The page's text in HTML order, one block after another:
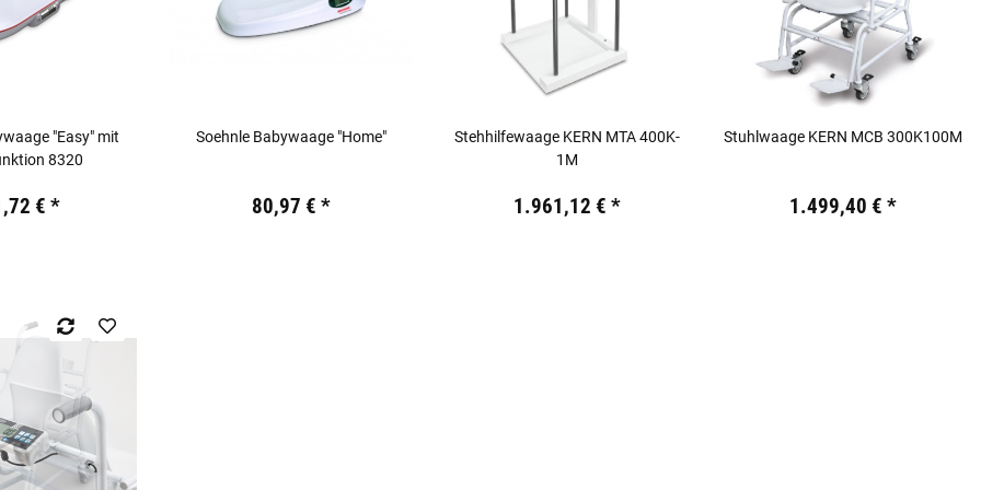
"Easy" mit
8320
19% USt.
€ *
Soehnle Babywaage "Home"
19,44 €inkl. 19% USt.
80,97 € *
Stehhilfewaage KERN MTA 400K-
1M
19,44 €inkl. 19% USt.
1.961,12 € *
Stuhlwaage KERN MCB 300K100M
19,44 €inkl. 19% USt.
1.499,40 € *